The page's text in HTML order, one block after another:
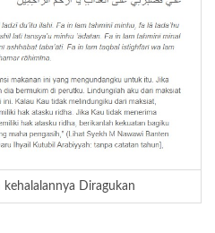
Diragukan